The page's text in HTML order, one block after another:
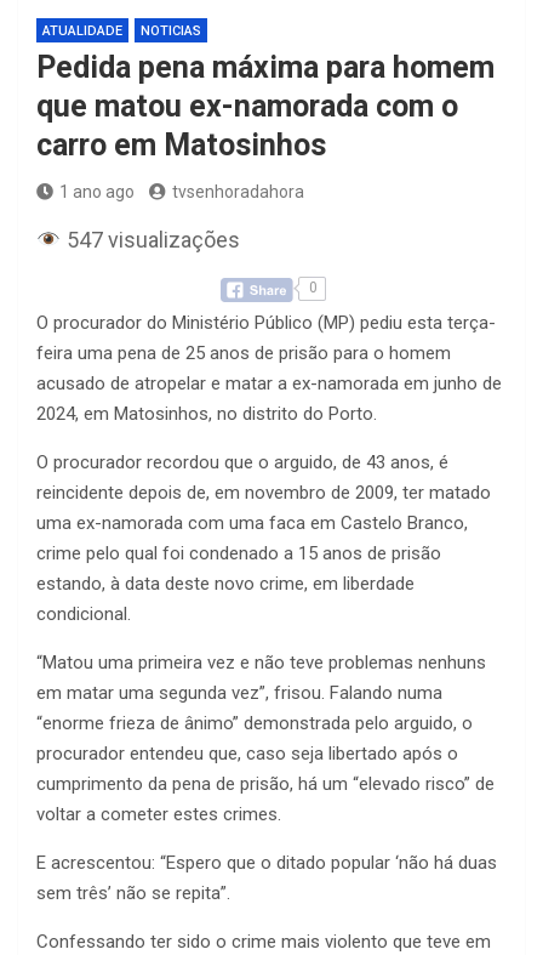
ATUALIDADE NOTICIAS
Pedida pena máxima para homem
que matou ex-namorada com o
carro em Matosinhos
1 ano ago tvsenhoradahora
547 visualizações
0
O procurador do Ministério Público (MP) pediu esta terça-
feira uma pena de 25 anos de prisão para o homem
acusado de atropelar e matar a ex-namorada em junho de
2024, em Matosinhos, no distrito do Porto.
O procurador recordou que o arguido, de 43 anos, é
reincidente depois de, em novembro de 2009, ter matado
uma ex-namorada com uma faca em Castelo Branco,
crime pelo qual foi condenado a 15 anos de prisão
estando, à data deste novo crime, em liberdade
condicional.
“Matou uma primeira vez e não teve problemas nenhuns
em matar uma segunda vez”, frisou. Falando numa
“enorme frieza de ânimo” demonstrada pelo arguido, o
procurador entendeu que, caso seja libertado após o
cumprimento da pena de prisão, há um “elevado risco” de
voltar a cometer estes crimes.
E acrescentou: “Espero que o ditado popular ‘não há duas
sem três’ não se repita”.
Confessando ter sido o crime mais violento que teve em